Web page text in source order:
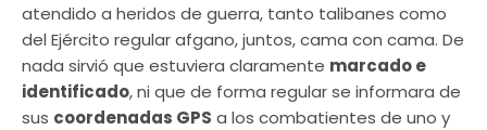
atendido a heridos de guerra, tanto talibanes como
del Ejército regular afgano, juntos, cama con cama. De
nada sirvió que estuviera claramente marcado e
identificado, ni que de forma regular se informara de
sus coordenadas GPS a los combatientes de uno y